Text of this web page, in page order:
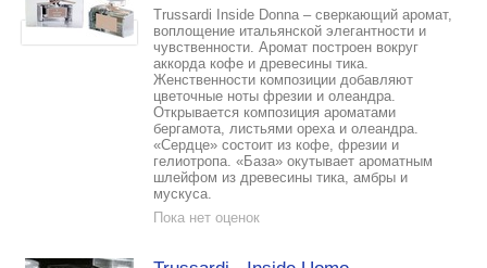
Trussardi Inside Donna – сверкающий аромат,
воплощение итальянской элегантности и
чувственности. Аромат построен вокруг
аккорда кофе и древесины тика.
Женственности композиции добавляют
цветочные ноты фрезии и олеандра.
Открывается композиция ароматами
бергамота, листьями ореха и олеандра.
«Сердце» состоит из кофе, фрезии и
гелиотропа. «База» окутывает ароматным
шлейфом из древесины тика, амбры и
мускуса.
Пока нет оценок